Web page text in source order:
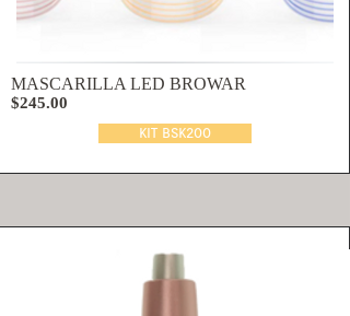
MASCARILLA LED BROWAR
$245.00
KIT BSK200